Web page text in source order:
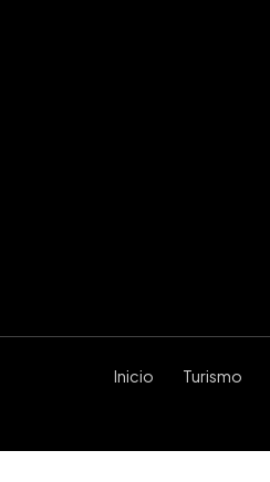
Inicio Turismo